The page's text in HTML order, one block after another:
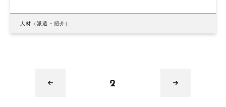
人材（派遣・紹介）
2